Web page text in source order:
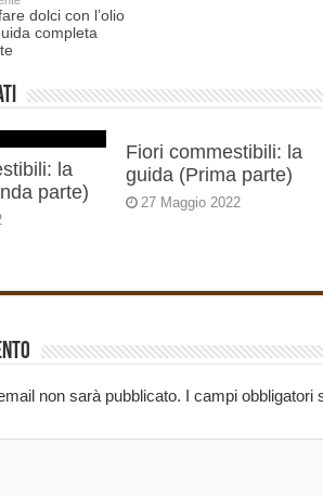
dolci con l’olio
completa
la
parte)
Fiori commestibili: la
guida (Prima parte)
27 Maggio 2022
non sarà pubblicato. I campi obbligatori